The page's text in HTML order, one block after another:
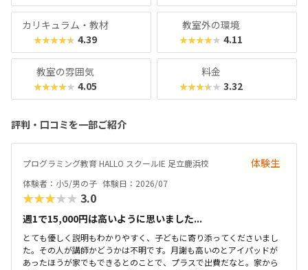
カリキュラム・教材
★★★★★ 4.39
教室外の環境
★★★★★ 4.11
教室の雰囲気
★★★★★ 4.05
料金
★★★★★ 3.32
評判・口コミを一部ご紹介
プログラミング教育 HALLO スクールIE 足立鹿浜校 体験生
体験者：小5/男の子 体験日：2026/07
★★★★★ 3.0
週1で15,000円は高いように思いました...
とても優しく説明もわかりやすく、子どもに寄り添ってくださいまし
た。その人が講師かどうかは不明です。月謝も高いのとアイパッドが
あったほうが家でもできるとのことで、プラスで出費だなと。家から